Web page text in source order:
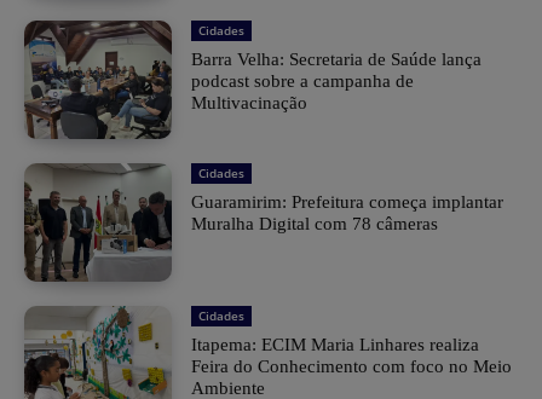
Cidades
Barra Velha: Secretaria de Saúde lança
podcast sobre a campanha de
Multivacinação
Cidades
Guaramirim: Prefeitura começa implantar
Muralha Digital com 78 câmeras
Cidades
Itapema: ECIM Maria Linhares realiza
Feira do Conhecimento com foco no Meio
Ambiente